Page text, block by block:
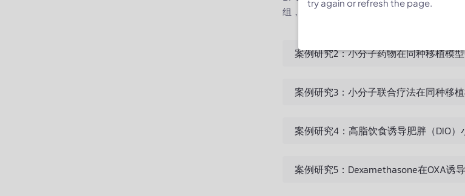
组，并按照图示方案接受不同靶向药物治疗
案例研究2：小分子药物在同种移植模
案例研究3：小分子联合疗法在同种移
案例研究4：高脂饮食诱导肥胖（DIO
案例研究5：Dexamethasone在OXA诱
try again or refresh the page.